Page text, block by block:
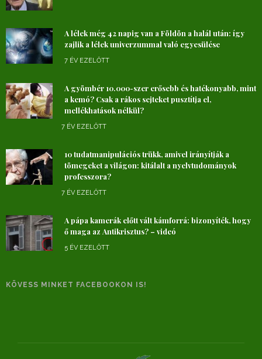
A lélek még 42 napig van a Földön a halál után: így
zajlik a lélek univerzummal való egyesülése
7 ÉV EZELŐTT
A gyömbér 10.000-szer erősebb és hatékonyabb, mint
a kemó? Csak a rákos sejteket pusztítja el,
mellékhatások nélkül?
7 ÉV EZELŐTT
10 tudatmanipulációs trükk, amivel irányítják a
tömegeket a világon: kitálalt a nyelvtudományok
professzora?
7 ÉV EZELŐTT
A pápa kamerák előtt vált kámforrá: bizonyíték, hogy
ő maga az Antikrisztus? – videó
5 ÉV EZELŐTT
KÖVESS MINKET FACEBOOKON IS!